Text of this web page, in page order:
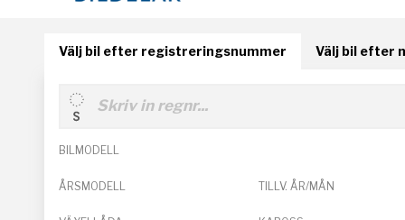
Välj bil efter registreringsnummer Välj bil efter
BILMODELL
ÅRSMODELL TILLV. ÅR/MÅN